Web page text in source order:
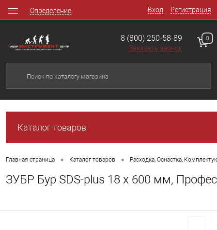
Вход Регистрация
Определение
8 (800) 250-58-89
Заказать звонок
0
Каталог товаров
Главная страница • Каталог товаров • Расходка, Оснастка,
ЗУБР Бур SDS-plus 18 x 600 мм,